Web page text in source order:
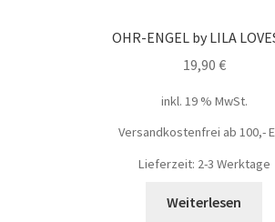
OHR-ENGEL by LILA
19,90 €
inkl. 19 % MwSt.
Versandkostenfrei ab 100,-
Lieferzeit: 2-3 Werktage
Weiterlesen